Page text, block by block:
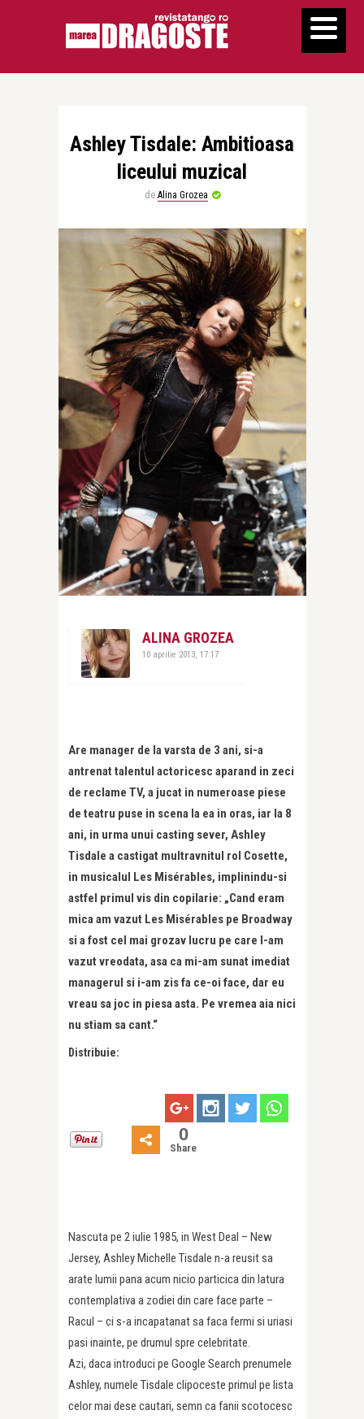
Ashley Tisdale: Ambitioasa
liceului muzical
de Alina Grozea
ALINA GROZEA
10 aprilie 2013, 17:17
Are manager de la varsta de 3 ani, si-a
antrenat talentul actoricesc aparand in zeci
de reclame TV, a jucat in numeroase piese
de teatru puse in scena la ea in oras, iar la 8
ani, in urma unui casting sever, Ashley
Tisdale a castigat multravnitul rol Cosette,
in musicalul Les Misérables, implinindu-si
astfel primul vis din copilarie: „Cand eram
mica am vazut Les Misérables pe Broadway
si a fost cel mai grozav lucru pe care l-am
vazut vreodata, asa ca mi-am sunat imediat
managerul si i-am zis fa ce-oi face, dar eu
vreau sa joc in piesa asta. Pe vremea aia nici
nu stiam sa cant.“
Distribuie:
0
Share
Nascuta pe 2 iulie 1985, in West Deal – New
Jersey, Ashley Michelle Tisdale n-a reusit sa
arate lumii pana acum nicio particica din latura
contemplativa a zodiei din care face parte –
Racul – ci s-a incapatanat sa faca fermi si uriasi
pasi inainte, pe drumul spre celebritate.
Azi, daca introduci pe Google Search prenumele
Ashley, numele Tisdale clipoceste primul pe lista
celor mai dese cautari, semn ca fanii scotocesc